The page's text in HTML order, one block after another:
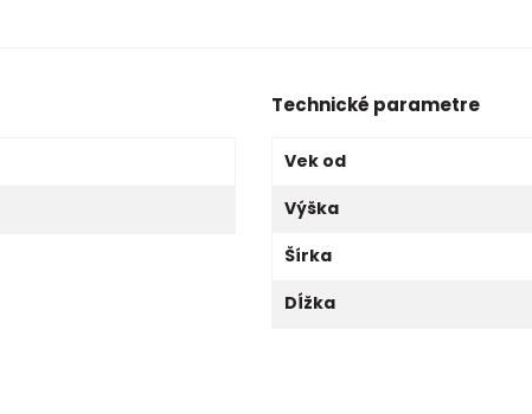
Technické parametre
Vek od
Výška
Šírka
Dĺžka